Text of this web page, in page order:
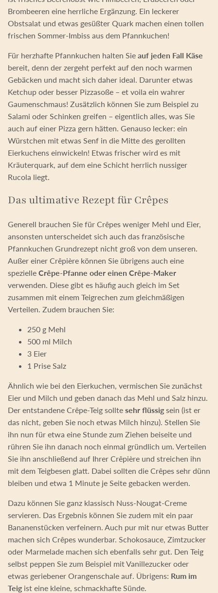
Brombeeren eine herrliche Ergänzung. Ein leckerer
Obstsalat und etwas gesüßter Quark machen einen tollen
frischen Sommer-Imbiss aus dem Pfannkuchen!
Für herzhafte Pfannkuchen halten Sie auf jeden Fall Käse
bereit, denn der zergeht perfekt auf den noch warmen
Gebäcken und macht sich daher ideal. Darunter etwas
Ketchup oder besser Pizzasoße – et voila ein wahrer
Gaumenschmaus! Zusätzlich können Sie zum Beispiel zu
Salami oder Schinken greifen – eigentlich alles, was Sie
auch auf einer Pizza gern hätten. Genauso lecker: ein
Würstchen mit etwas Senf in die Mitte des gerollten
Eierkuchens einwickeln! Etwas frischer wird es mit
Kräuterquark, auf dem eine Schicht herrlich nussiger
Rucola liegt.
Das ultimative Rezept für Crêpes
Generell brauchen Sie für Crêpes weniger Mehl und Eier,
ansonsten unterscheidet sich auch das französische
Pfannkuchen Grundrezept nicht groß von dem unseren.
Außer einer Crêpière können Sie übrigens auch eine
spezielle Crêpe-Pfanne oder einen Crêpe-Maker
verwenden. Diese gibt es häufig auch gleich im Set
zusammen mit einem Teigrechen zum gleichmäßigen
Verteilen. Zudem brauchen Sie:
250 g Mehl
500 ml Milch
3 Eier
1 Prise Salz
Ähnlich wie bei den Eierkuchen, vermischen Sie zunächst
Eier und Milch und geben danach das Mehl und Salz hinzu.
Der entstandene Crêpe-Teig sollte sehr flüssigsein (ist er
das nicht, geben Sie noch etwas Milch hinzu). Stellen Sie
ihn nun für etwa eine Stunde zum Ziehen beiseite und
rühren Sie ihn danach noch einmal gründlich um. Verteilen
Sie ihn anschließend auf Ihrer Crêpière und streichen ihn
mit dem Teigbesen glatt. Dabei sollten die Crêpes sehr dünn
bleiben und etwa 1 Minute je Seite gebacken werden.
Dazu können Sie ganz klassisch Nuss-Nougat-Creme
servieren. Das Ergebnis können Sie zudem mit ein paar
Bananenstücken verfeinern. Auch pur mit nur etwas Butter
machen sich Crêpes wunderbar. Schokosauce, Zimtzucker
oder Marmelade machen sich ebenfalls sehr gut. Den Teig
selbst peppen Sie zum Beispiel mit Vanillezucker oder
etwas geriebener Orangenschale auf. Übrigens: Rum im
Teigist eine kleine, schmackhafte Sünde.